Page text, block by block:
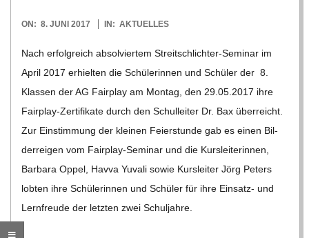
O
R
E
-
G
O
2017-
ON: 8. JUNI 2017 IN: AKTUELLES
Nach erfolg­reich absol­vier­tem Strei­t­­sch­lich­­ter-Semi­­nar im
April 2017 erhiel­ten die Schü­le­rin­nen und Schü­ler der 8.
Klas­sen der AG Fair­play am Mon­tag, den 29.05.2017 ihre
Fair­­play-Zer­­ti­­fi­­kate durch den Schul­lei­ter Dr. Bax über­reicht.
Zur Ein­stim­mung der klei­nen Fei­er­stunde gab es einen Bil­
der­rei­gen vom Fair­­play-Semi­­nar und die Kurs­lei­te­rin­nen,
Bar­bara Oppel, Havva Yuvali sowie Kurs­lei­ter Jörg Peters
lob­ten ihre Schü­le­rin­nen und Schü­ler für ihre Ein­­satz- und
Lern­freude der letz­ten zwei Schul­jahre.